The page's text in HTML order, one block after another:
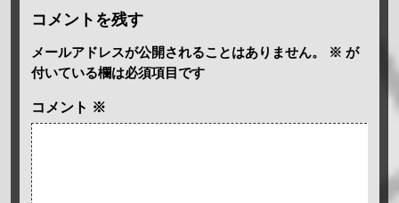
コメントを残す
メールアドレスが公開されることはありません。 ※ が
付いている欄は必須項目です
コメント ※